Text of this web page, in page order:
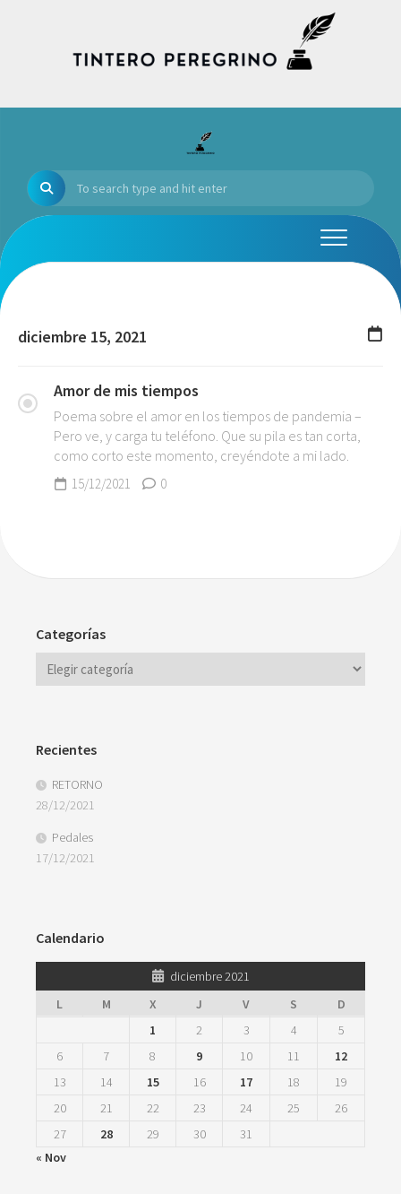
diciembre 15, 2021
Amor de mis tiempos
Poema sobre el amor en los tiempos de pandemia –
Pero ve, y carga tu teléfono. Que su pila es tan corta,
como corto este momento, creyéndote a mi lado.
15/12/2021 0
Categorías
Recientes
RETORNO
28/12/2021
Pedales
17/12/2021
Calendario
diciembre 2021
L
M X J V S
D
1
2 3 4
5
6
7 8 9 10 11
12
13
14 15 16 17 18
19
20
21 22 23 24 25
26
27
28 29 30
31
« Nov